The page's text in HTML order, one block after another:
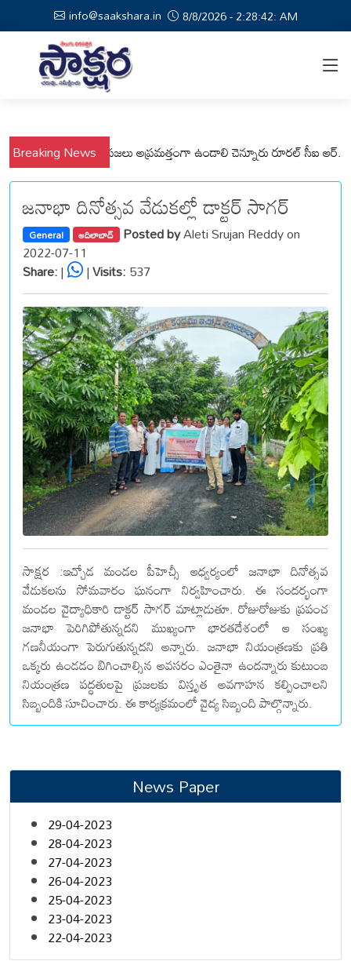
info@saakshara.in 8/8/2026 - 2:28:43: AM
Breaking News
మండలాల ప్రజలు అప్రమత్తంగా ఉండాలి చెన్నూరు రూరల్ సీఐ ఆర్. కృష్ణ
జనాభా దినోత్సవ వేడుకల్లో డాక్టర్ సాగర్
General ఆదిలాబాద్ Posted byAleti Srujan Reddy on
2022-07-11
Share:| |Visits:537
సాక్షర :ఇచ్చోడ మండల పీహెచ్సీ ఆధ్వర్యంలో జనాభా దినోత్సవ
వేడుకలను సోమవారం ఘనంగా నిర్వహించారు. ఈ సందర్భంగా
మండల వైద్యాధికారి డాక్టర్ సాగర్ మాట్లాడుతూ. రోజురోజుకు ప్రపంచ
జనాభా పెరిగిపోతున్నదని ముఖ్యంగా భారతదేశంలో ఆ సంఖ్య
గణనీయంగా పెరుగుతున్నదని అన్నారు. జనాభా నియంత్రణకు ప్రతి
ఒక్కరు ఉండడం బిగించాల్సిన అవసరం ఎంతైనా ఉందన్నారు కుటుంబ
నియంత్రణ పద్ధతులపై ప్రజలకు విస్తృత అవగాహన కల్పించాలని
సిబ్బందికి సూచించారు. ఈ కార్యక్రమంలో వైద్య సిబ్బంది పాల్గొన్నారు.
News Paper
29-04-2023
28-04-2023
27-04-2023
26-04-2023
25-04-2023
23-04-2023
22-04-2023